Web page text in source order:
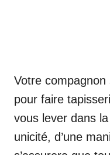
Votre compagnon
pour faire
vous lever dans
unicité, d’une